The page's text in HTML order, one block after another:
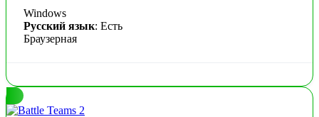
Windows
Русский язык: Есть
Браузерная